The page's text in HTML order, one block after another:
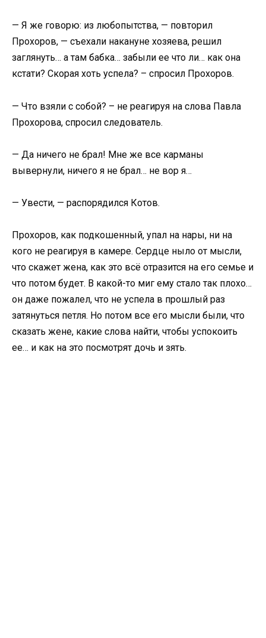
— Я же говорю: из любопытства, — повторил
Прохоров, — съехали накануне хозяева, решил
заглянуть… а там бабка… забыли ее что ли… как она
кстати? Скорая хоть успела? – спросил Прохоров.
— Что взяли с собой? – не реагируя на слова Павла
Прохорова, спросил следователь.
— Да ничего не брал! Мне же все карманы
вывернули, ничего я не брал… не вор я…
— Увести, — распорядился Котов.
Прохоров, как подкошенный, упал на нары, ни на
кого не реагируя в камере. Сердце ныло от мысли,
что скажет жена, как это всё отразится на его семье и
что потом будет. В какой-то миг ему стало так плохо…
он даже пожалел, что не успела в прошлый раз
затянуться петля. Но потом все его мысли были, что
сказать жене, какие слова найти, чтобы успокоить
ее… и как на это посмотрят дочь и зять.